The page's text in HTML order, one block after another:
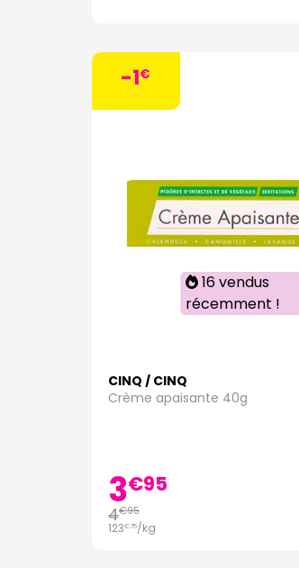
-1€
16 vendus
récemment !
CINQ / CINQ
Crème apaisante 40g
3€95
4€95
123€75/kg